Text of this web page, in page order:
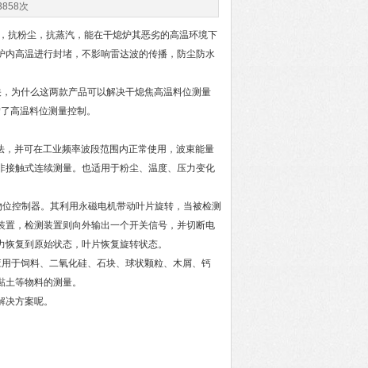
次
抗粉尘，抗蒸汽，能在干熄炉其恶劣的高温环境下
高温进行封堵，不影响雷达波的传播，防尘防水
为什么这两款产品可以解决干熄焦高温料位测量
高温料位测量控制。
并可在工业频率波段范围内正常使用，波束能量
触式连续测量。也适用于粉尘、温度、压力变化
制器。其利用永磁电机带动叶片旋转，当被检测
，检测装置则向外输出一个开关信号，并切断电
复到原始状态，叶片恢复旋转状态。
于饲料、二氧化硅、石块、球状颗粒、木屑、钙
等物料的测量。
方案呢。